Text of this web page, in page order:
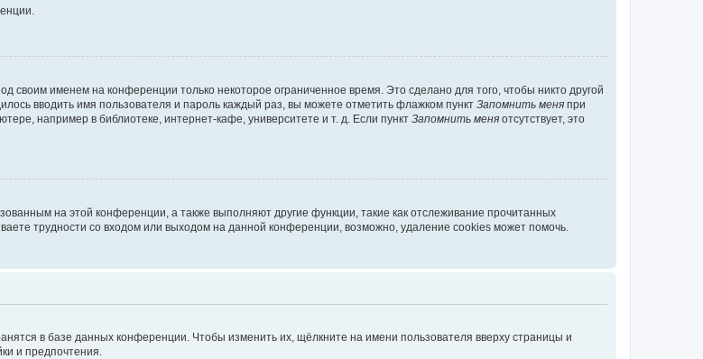
своим именем на конференции только некоторое ограниченное время. Это сделано для того, чтобы никто другой
вводить имя пользователя и пароль каждый раз, вы можете отметить флажком пункт Запомнить меня при
например в библиотеке, интернет-кафе, университете и т. д. Если пункт Запомнить меня отсутствует, это
на этой конференции, а также выполняют другие функции, такие как отслеживание прочитанных
трудности со входом или выходом на данной конференции, возможно, удаление cookies может помочь.
в базе данных конференции. Чтобы изменить их, щёлкните на имени пользователя вверху страницы и
и предпочтения.